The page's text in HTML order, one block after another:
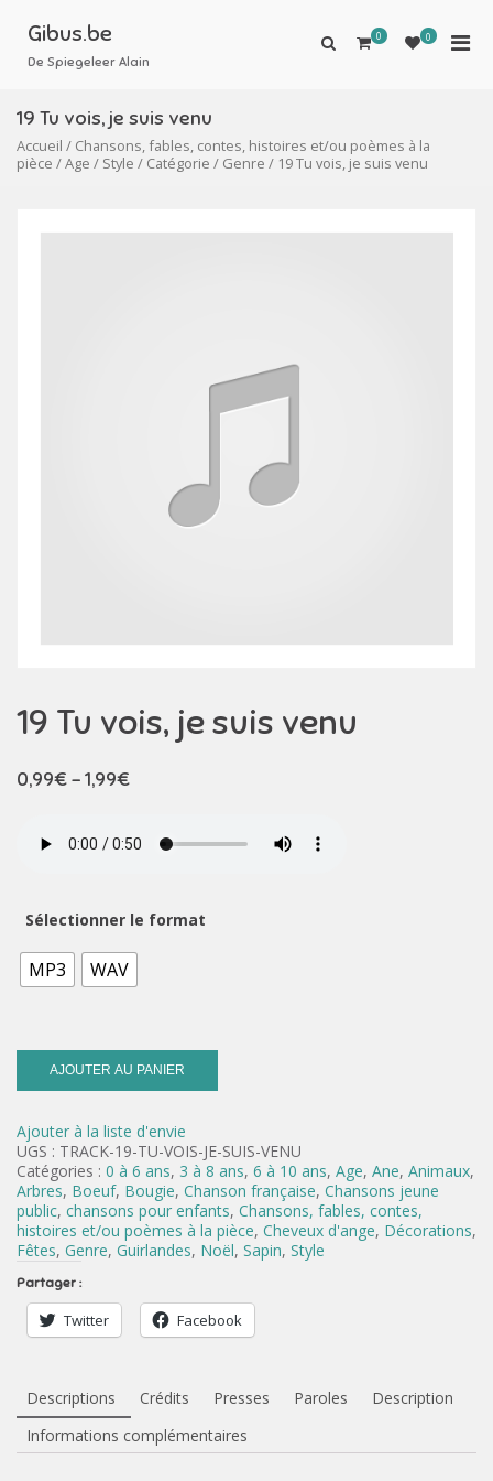
contenu
Gibus.be
De Spiegeleer Alain
Afficher0 0
19 Tu vois, je suis venu
Accueil / Chansons, fables, contes, histoires et/ou poèmes à la
pièce /Age / Style / Catégorie / Genre / 19 Tu vois, je suis venu
19 Tu vois, je suis venu
0,99€–1,99€
Sélectionner le format
MP3 WAV
AJOUTER AU PANIER
Ajouter à la liste d'envie
UGS : TRACK-19-TU-VOIS-JE-SUIS-VENU
Catégories : 0 à 6 ans, 3 à 8 ans, 6 à 10 ans, Age, Ane, Animaux,
Arbres, Boeuf, Bougie, Chanson française, Chansons jeune
public, chansons pour enfants, Chansons, fables, contes,
histoires et/ou poèmes à la pièce, Cheveux d'ange, Décorations,
Fêtes, Genre, Guirlandes, Noël, Sapin, Style
Partager :
Twitter Facebook
Descriptions Crédits Presses Paroles
Description
Informations complémentaires